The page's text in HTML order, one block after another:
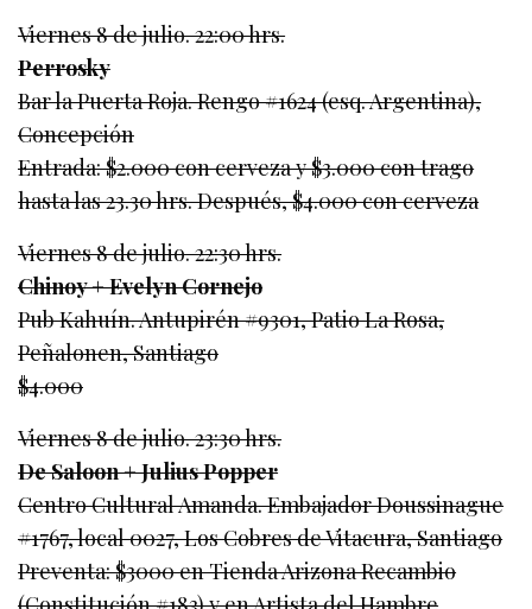
Viernes 8 de julio. 22:00 hrs.
Perrosky
Bar la Puerta Roja. Rengo #1624 (esq. Argentina),
Concepción
Entrada: $2.000 con cerveza y $3.000 con trago
hasta las 23.30 hrs. Después, $4.000 con cerveza
Viernes 8 de julio. 22:30 hrs.
Chinoy + Evelyn Cornejo
Pub Kahuín. Antupirén #9301, Patio La Rosa,
Peñalonen, Santiago
$4.000
Viernes 8 de julio. 23:30 hrs.
De Saloon + Julius Popper
Centro Cultural Amanda. Embajador Doussinague
#1767, local 0027, Los Cobres de Vitacura, Santiago
Preventa: $3000 en Tienda Arizona Recambio